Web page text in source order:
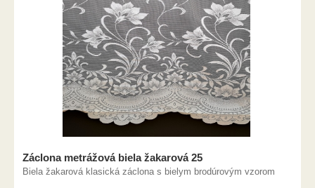
Záclona metrážová biela žakarová 25
Biela žakarová klasická záclona s bielym brodúrovým vzorom